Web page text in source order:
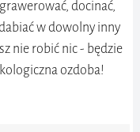
docinać,
w dowolny inny
nie robić nic - będzie
ozdoba!